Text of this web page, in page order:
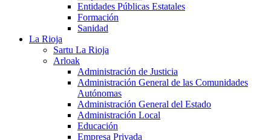
Entidades Públicas Estatales
Formación
Sanidad
La Rioja
Sartu La Rioja
Arloak
Administración de Justicia
Administración General de las Comunidades
Autónomas
Administración General del Estado
Administración Local
Educación
Empresa Privada